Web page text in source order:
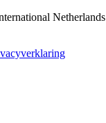
Netherlands